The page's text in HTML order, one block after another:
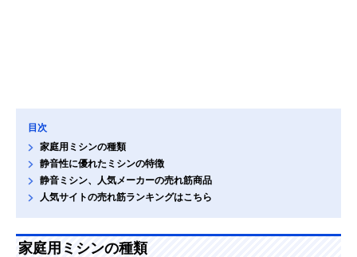
目次
家庭用ミシンの種類
静音性に優れたミシンの特徴
静音ミシン、人気メーカーの売れ筋商品
人気サイトの売れ筋ランキングはこちら
家庭用ミシンの種類